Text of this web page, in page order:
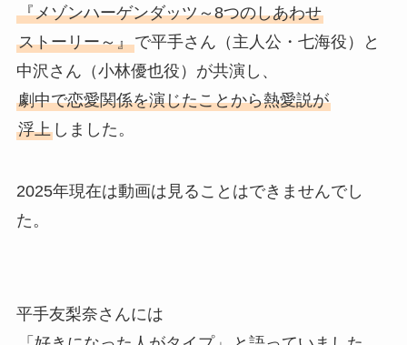
『メゾンハーゲンダッツ～8つのしあわせ
ストーリー～』で平手さん（主人公・七海役）と
中沢さん（小林優也役）が共演し、
劇中で恋愛関係を演じたことから熱愛説が
浮上しました。
2025年現在は動画は見ることはできませんでし
た。
平手友梨奈さんには